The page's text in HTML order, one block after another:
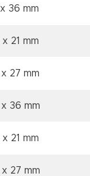
x 36 mm
x 21 mm
x 27 mm
x 36 mm
x 21 mm
x 27 mm